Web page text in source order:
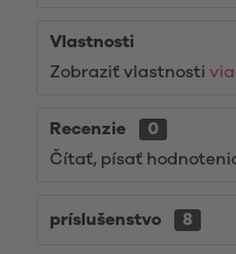
Vlastnosti
Zobraziť vlastnosti
Recenzie
0
Čítať, písať
príslušenstvo 8